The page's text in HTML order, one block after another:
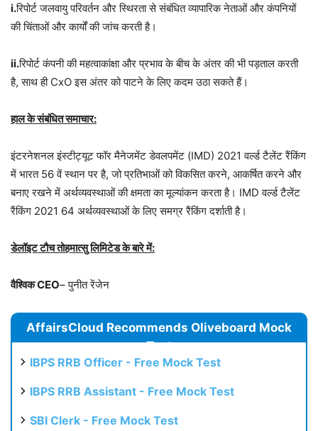
i.रिपोर्ट जलवायु परिवर्तन और स्थिरता से संबंधित व्यापारिक नेताओं और कंपनियों
की चिंताओं और कार्यों की जांच करती है।
ii.रिपोर्ट कंपनी की महत्वाकांक्षा और प्रभाव के बीच के अंतर की भी पड़ताल करती
है, साथ ही CxO इस अंतर को पाटने के लिए कदम उठा सकते हैं।
हाल के संबंधित समाचार:
इंटरनेशनल इंस्टीट्यूट फॉर मैनेजमेंट डेवलपमेंट (IMD) 2021 वर्ल्ड टैलेंट रैंकिंग
में भारत 56 वें स्थान पर है, जो प्रतिभाओं को विकसित करने, आकर्षित करने और
बनाए रखने में अर्थव्यवस्थाओं की क्षमता का मूल्यांकन करता है। IMD वर्ल्ड टैलेंट
रैंकिंग 2021 64 अर्थव्यवस्थाओं के लिए समग्र रैंकिंग दर्शाती है।
डेलॉइट टौच तोहमात्सु लिमिटेड के बारे में:
वैश्विक CEO– पुनीत रेंजेन
AffairsCloud Recommends Oliveboard Mock
Test
IBPS RRB Officer - Free Mock Test
IBPS RRB Assistant - Free Mock Test
SBI Clerk - Free Mock Test